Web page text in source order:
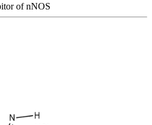
of nNOS